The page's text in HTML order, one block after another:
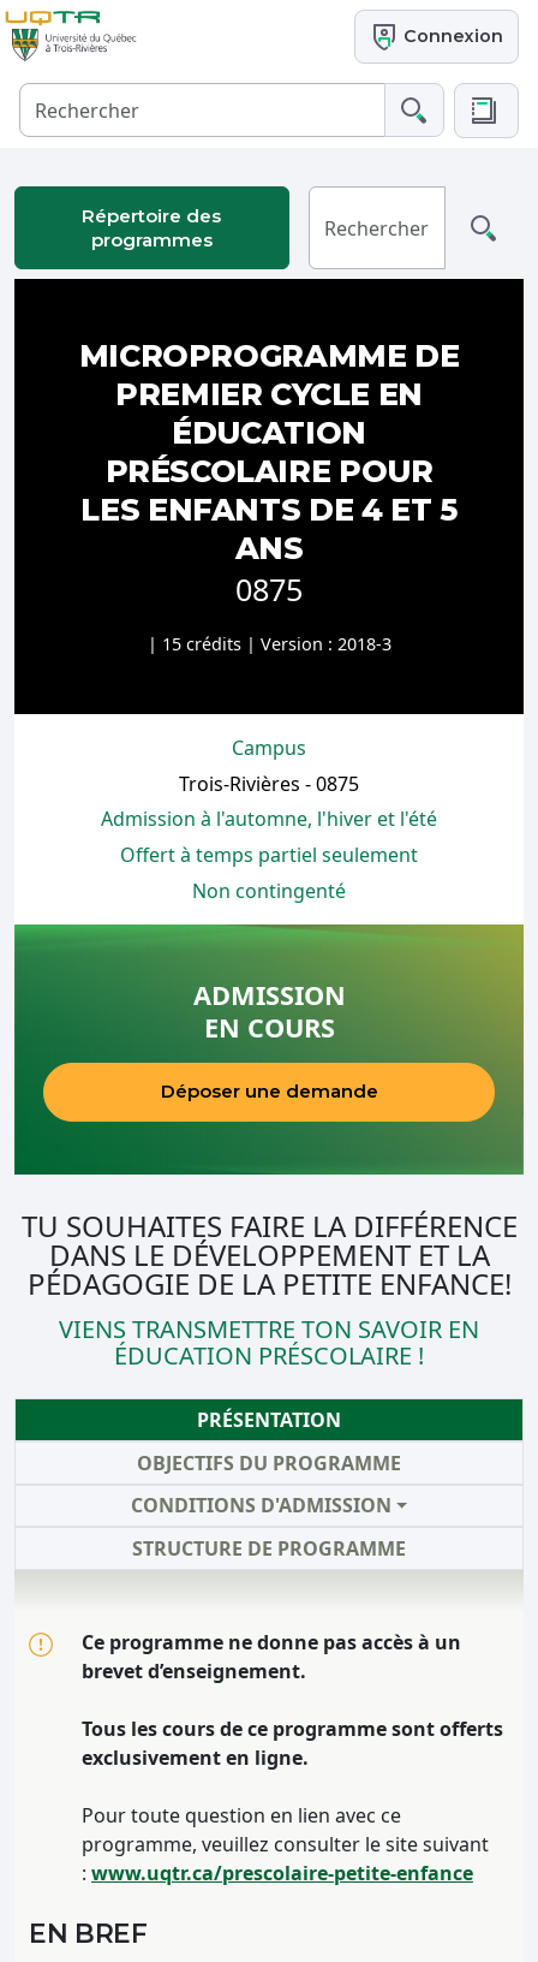
Connexion
Répertoire des
programmes
MICROPROGRAMME DE
PREMIER CYCLE EN
ÉDUCATION
PRÉSCOLAIRE POUR
LES ENFANTS DE 4 ET 5
ANS
0875
| 15 crédits | Version : 2018-3
Campus
Trois-Rivières - 0875
Admission à l'automne, l'hiver et l'été
Offert à temps partiel seulement
Non contingenté
ADMISSION
EN COURS
Déposer une demande
TU SOUHAITES FAIRE LA DIFFÉRENCE
DANS LE DÉVELOPPEMENT ET LA
PÉDAGOGIE DE LA PETITE ENFANCE!
VIENS TRANSMETTRE TON SAVOIR EN
ÉDUCATION PRÉSCOLAIRE !
PRÉSENTATION
OBJECTIFS DU PROGRAMME
CONDITIONS D'ADMISSION
STRUCTURE DE PROGRAMME
Ce programme ne donne pas accès à un
brevet d’enseignement.
Tous les cours de ce programme sont offerts
exclusivement en ligne.
Pour toute question en lien avec ce
programme, veuillez consulter le site suivant
: www.uqtr.ca/prescolaire-petite-enfance
EN BREF